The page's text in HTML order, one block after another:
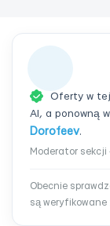
Oferty w
AI, a ponowną
Dorofeev.
Moderator sekcji
Obecnie
są weryfikowane